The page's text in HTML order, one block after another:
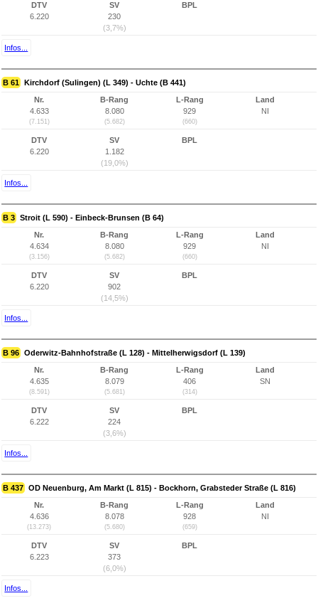
DTV
6.220
SV
230
(3,7%)
BPL
Infos...
B 61 Kirchdorf (Sulingen) (L 349) - Uchte (B 441)
Nr.
4.633
(7.151)
B-Rang
8.080
(5.682)
L-Rang
929
(660)
Land
NI
DTV
6.220
SV
1.182
(19,0%)
BPL
Infos...
B 3 Stroit (L 590) - Einbeck-Brunsen (B 64)
Nr.
4.634
(3.156)
B-Rang
8.080
(5.682)
L-Rang
929
(660)
Land
NI
DTV
6.220
SV
902
(14,5%)
BPL
Infos...
B 96 Oderwitz-Bahnhofstraße (L 128) - Mittelherwigsdorf (L 139)
Nr.
4.635
(8.591)
B-Rang
8.079
(5.681)
L-Rang
406
(314)
Land
SN
DTV
6.222
SV
224
(3,6%)
BPL
Infos...
B 437 OD Neuenburg, Am Markt (L 815) - Bockhorn, Grabsteder Straße (L 816)
Nr.
4.636
(13.273)
B-Rang
8.078
(5.680)
L-Rang
928
(659)
Land
NI
DTV
6.223
SV
373
(6,0%)
BPL
Infos...